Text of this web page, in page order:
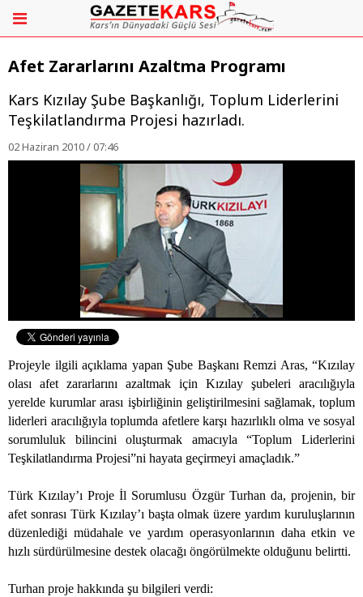
Afet Zararlarını Azaltma Programı
Kars Kızılay Şube Başkanlığı, Toplum Liderlerini
Teşkilatlandırma Projesi hazırladı.
02 Haziran 2010 / 07:46
Projeyle ilgili açıklama yapan Şube Başkanı Remzi Aras, “Kızılay
olası afet zararlarını azaltmak için Kızılay şubeleri aracılığıyla
yerelde kurumlar arası işbirliğinin geliştirilmesini sağlamak, toplum
liderleri aracılığıyla toplumda afetlere karşı hazırlıklı olma ve sosyal
sorumluluk bilincini oluşturmak amacıyla “Toplum Liderlerini
Teşkilatlandırma Projesi”ni hayata geçirmeyi amaçladık.”
Türk Kızılay’ı Proje İl Sorumlusu Özgür Turhan da, projenin, bir
afet sonrası Türk Kızılay’ı başta olmak üzere yardım kuruluşlarının
düzenlediği müdahale ve yardım operasyonlarının daha etkin ve
hızlı sürdürülmesine destek olacağı öngörülmekte olduğunu belirtti.
Turhan proje hakkında şu bilgileri verdi: